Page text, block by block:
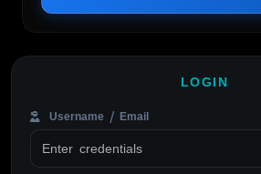
LOGIN
Username / Email